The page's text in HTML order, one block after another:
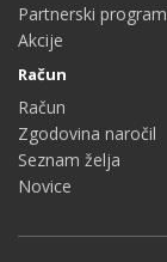
Partnerski program
Akcije
Račun
Račun
Zgodovina naročil
Seznam želja
Novice